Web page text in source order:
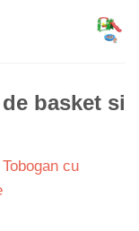
basket si
Tobogan cu